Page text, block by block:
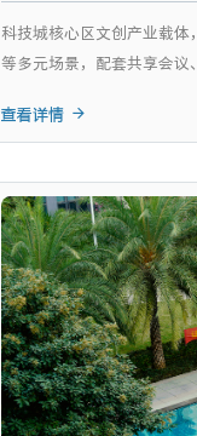
科技城核心区文创产业载体
等多元场景，配套共享会议
查看详情